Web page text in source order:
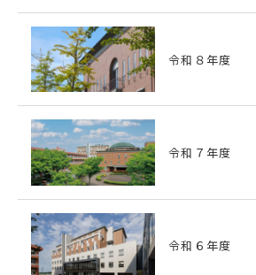
令和８年度
令和７年度
令和６年度